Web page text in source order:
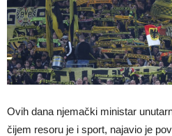
Ovih dana njemački ministar
čijem resoru je i sport, najavio je